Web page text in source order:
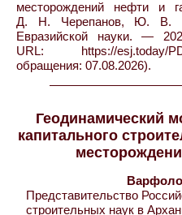
месторождений нефти и
Д. Н. Черепанов, Ю. В.
Евразийской науки.
URL: https://esj.today/
обращения: 07.08.2026).
Геодинамический
капитального
Представительство
строительных наук в